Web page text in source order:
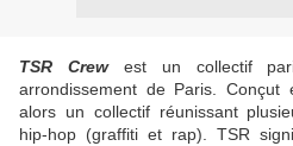
TSR Crewest un collectif
arrondissement de Paris.
alors un collectif réunissant
hip-hop (graffiti et rap). TSR